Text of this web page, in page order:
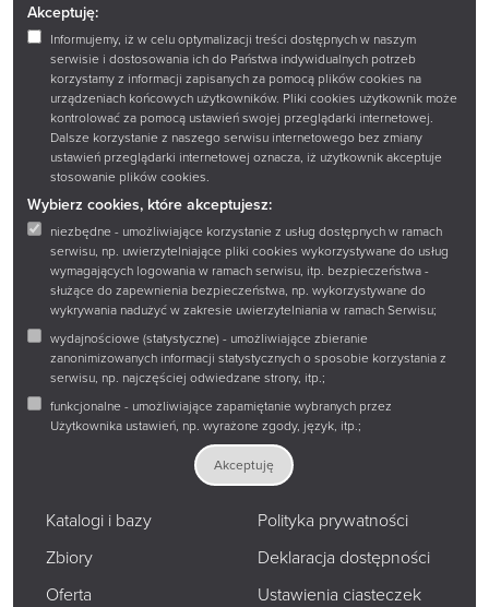
Akceptuję:
Informujemy, iż w celu optymalizacji treści dostępnych w naszym
serwisie i dostosowania ich do Państwa indywidualnych potrzeb
korzystamy z informacji zapisanych za pomocą plików cookies na
urządzeniach końcowych użytkowników. Pliki cookies użytkownik może
kontrolować za pomocą ustawień swojej przeglądarki internetowej.
Dalsze korzystanie z naszego serwisu internetowego bez zmiany
ustawień przeglądarki internetowej oznacza, iż użytkownik akceptuje
stosowanie plików cookies.
Wybierz cookies, które akceptujesz:
niezbędne - umożliwiające korzystanie z usług dostępnych w ramach
serwisu, np. uwierzytelniające pliki cookies wykorzystywane do usług
wymagających logowania w ramach serwisu, itp. bezpieczeństwa -
służące do zapewnienia bezpieczeństwa, np. wykorzystywane do
wykrywania nadużyć w zakresie uwierzytelniania w ramach Serwisu;
wydajnościowe (statystyczne) - umożliwiające zbieranie
zanonimizowanych informacji statystycznych o sposobie korzystania z
serwisu, np. najczęściej odwiedzane strony, itp.;
funkcjonalne - umożliwiające zapamiętanie wybranych przez
Użytkownika ustawień, np. wyrażone zgody, język, itp.;
Akceptuję
Wirtualny spacer
Sklep
Książnica Podlaska im. Łukasza Górnickiego w
Białymstoku
15-097 Białystok
ul. Marii Curie-Skłodowskiej 14 A
tel.:+48 85 67 67 221
e-mail:ksiaznica@ksiaznicapodlaska.pl
NIP: 542-21-24-069
REGON: 000276713
Kontakt
Katalogi i bazy
Zbiory
Oferta
Mapa strony
Polityka prywatności
Deklaracja dostępności
Ustawienia ciasteczek